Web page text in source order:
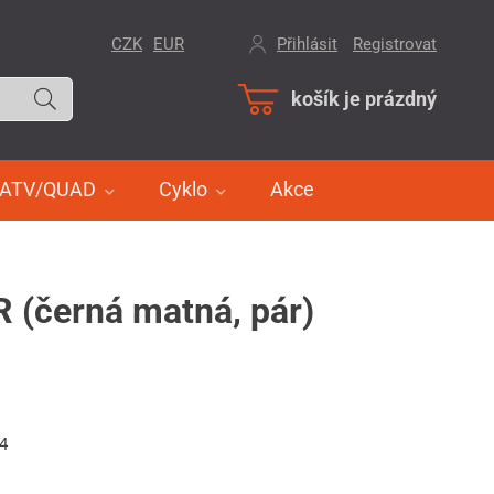
košík je prázdný
ATV/QUAD Cyklo Akce
CZK EUR Přihlásit Registrovat
(černá matná, pár)